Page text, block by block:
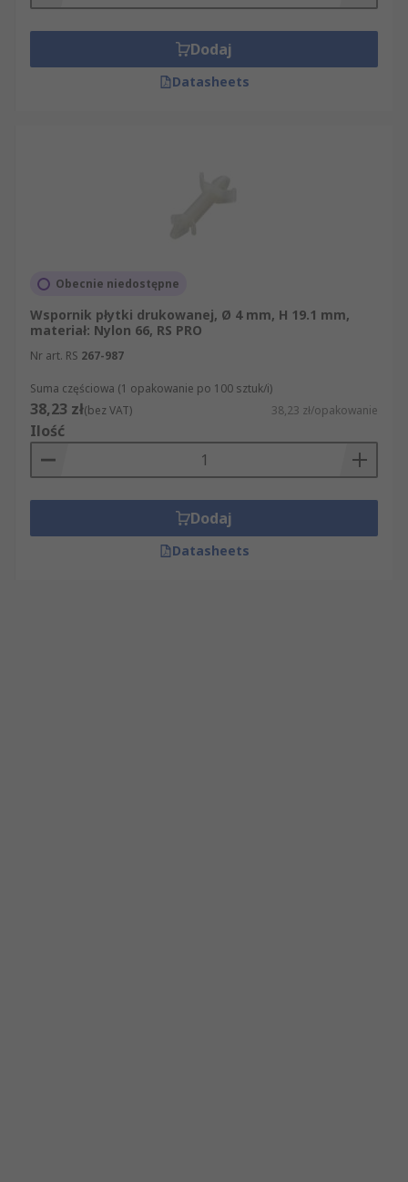
Dodaj
Datasheets
Obecnie niedostępne
Wspornik płytki drukowanej, Ø 4 mm, H 19.1 mm,
materiał: Nylon 66, RS PRO
Nr art. RS 267-987
Suma częściowa (1 opakowanie po 100 sztuk/i)
38,23 zł(bez VAT) 38,23 zł/opakowanie
Ilość
Dodaj
Datasheets